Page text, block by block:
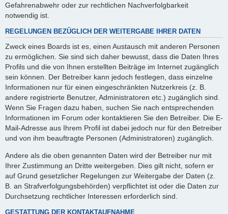
Gefahrenabwehr oder zur rechtlichen Nachverfolgbarkeit
notwendig ist.
REGELUNGEN BEZÜGLICH DER WEITERGABE IHRER DATEN
Zweck eines Boards ist es, einen Austausch mit anderen Personen
zu ermöglichen. Sie sind sich daher bewusst, dass die Daten Ihres
Profils und die von Ihnen erstellten Beiträge im Internet zugänglich
sein können. Der Betreiber kann jedoch festlegen, dass einzelne
Informationen nur für einen eingeschränkten Nutzerkreis (z. B.
andere registrierte Benutzer, Administratoren etc.) zugänglich sind.
Wenn Sie Fragen dazu haben, suchen Sie nach entsprechenden
Informationen im Forum oder kontaktieren Sie den Betreiber. Die E-
Mail-Adresse aus Ihrem Profil ist dabei jedoch nur für den Betreiber
und von ihm beauftragte Personen (Administratoren) zugänglich.
Andere als die oben genannten Daten wird der Betreiber nur mit
Ihrer Zustimmung an Dritte weitergeben. Dies gilt nicht, sofern er
auf Grund gesetzlicher Regelungen zur Weitergabe der Daten (z.
B. an Strafverfolgungsbehörden) verpflichtet ist oder die Daten zur
Durchsetzung rechtlicher Interessen erforderlich sind.